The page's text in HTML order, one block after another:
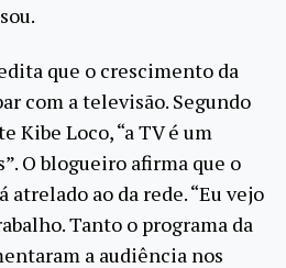
que o crescimento da
com a televisão. Segundo
Kibe Loco, “a TV é um
O blogueiro afirma que o
ao da rede. “Eu vejo
Tanto o programa da
a audiência nos